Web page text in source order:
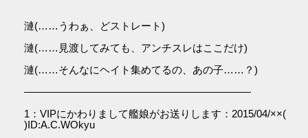
漣(……うわぁ、どストレート)
漣(……見渡してみても、アンチスレはここだけ)
漣(……そんなにヘイト集めてるの、あの子……？)
――――――――――――――――――――――
1：VIPにかわりまして艦娘がお送りします：2015/04/××(
)ID:A.C.WOkyu